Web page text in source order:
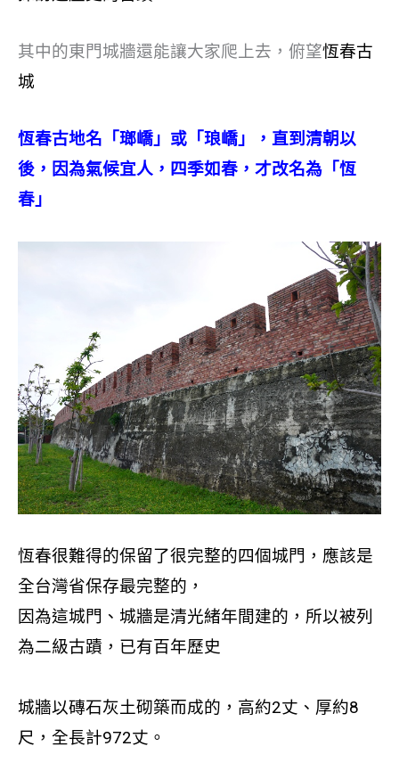
其中的東門城牆還能讓大家爬上去，俯望恆春古
城
恆春古地名「瑯嶠」或「琅嶠」，直到清朝以
後，因為氣候宜人，四季如春，才改名為「恆
春」
恆春很難得的保留了很完整的四個城門，應該是
全台灣省保存最完整的，
因為這城門、城牆是清光緒年間建的，所以被列
為二級古蹟，已有百年歷史
城牆以磚石灰土砌築而成的，高約2丈、厚約8
尺，全長計972丈 。